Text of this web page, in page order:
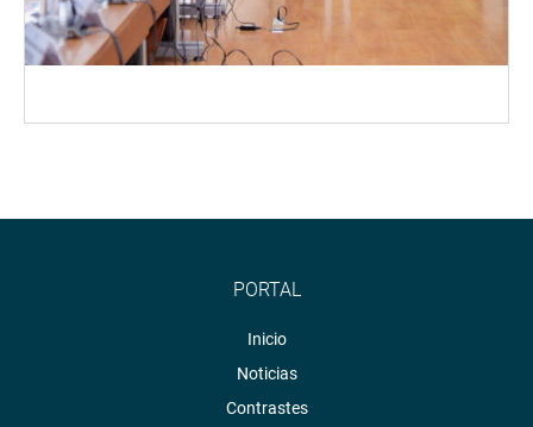
PORTAL
Inicio
Noticias
Contrastes